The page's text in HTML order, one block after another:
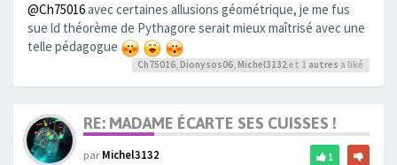
@Ch75016avec certaines allusions géométrique, je me fus
sue ld théorème de Pythagore serait mieux maîtrisé avec une
telle pédagogue
Ch75016, Dionysos06, Michel3132et 1 autres a liké
RE: MADAME ÉCARTE SES CUISSES !
parMichel3132 1